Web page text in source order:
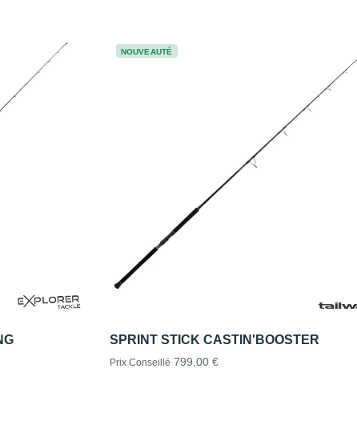
NOUVEAUTÉ
SPRINT STICK CASTIN'BOOSTER
Prix Conseillé 799,00 €